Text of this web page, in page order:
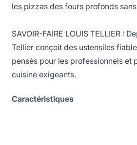
les pizzas des fours profonds
SAVOIR-FAIRE LOUIS TELLIER :
Tellier conçoit des ustensiles
pensés pour les professionnels et
cuisine exigeants.
Caractéristiques